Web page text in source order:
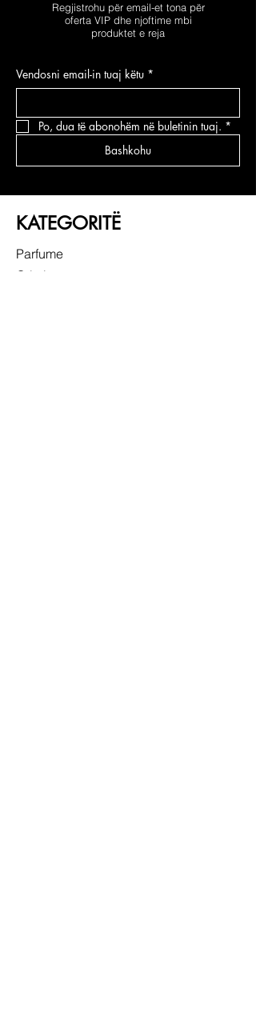
Regjistrohu për email-et tona për
oferta VIP dhe njoftime mbi
produktet e reja
Vendosni email-in tuaj këtu *
Po, dua të abonohëm në buletinin tuaj. *
Bashkohu
KATEGORITË
Parfume
Grimi